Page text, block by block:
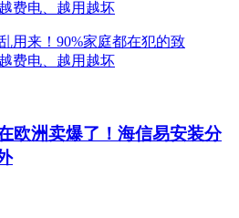
欧洲卖爆了！海信易安装分